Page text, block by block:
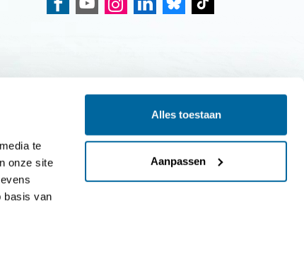
te
onze site
basis van
Alles toestaan
Aanpassen